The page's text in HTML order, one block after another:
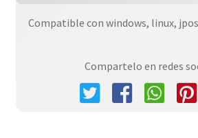
Compatible con windows, linux,
Compartelo en redes